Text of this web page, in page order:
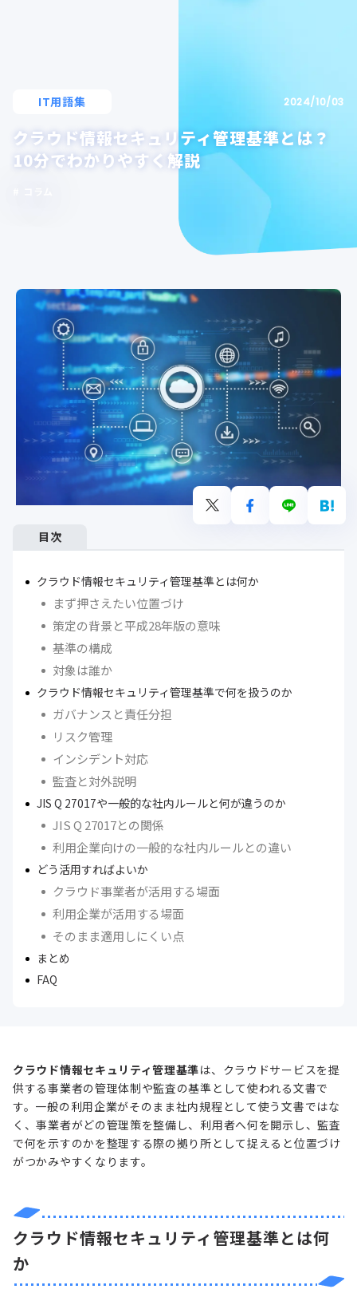
IT用語集 2024/10/03
クラウド情報セキュリティ管理基準とは？
10分でわかりやすく解説
目次
クラウド情報セキュリティ管理基準とは何か
まず押さえたい位置づけ
策定の背景と平成28年版の意味
基準の構成
対象は誰か
クラウド情報セキュリティ管理基準で何を扱うのか
ガバナンスと責任分担
リスク管理
インシデント対応
監査と対外説明
JIS Q 27017や一般的な社内ルールと何が違うのか
JIS Q 27017との関係
利用企業向けの一般的な社内ルールとの違い
どう活用すればよいか
クラウド事業者が活用する場面
利用企業が活用する場面
そのまま適用しにくい点
まとめ
FAQ
クラウド情報セキュリティ管理基準は、クラウドサービスを提
供する事業者の管理体制や監査の基準として使われる文書で
す。一般の利用企業がそのまま社内規程として使う文書ではな
く、事業者がどの管理策を整備し、利用者へ何を開示し、監査
で何を示すのかを整理する際の拠り所として捉えると位置づけ
がつかみやすくなります。
クラウド情報セキュリティ管理基準とは何
か